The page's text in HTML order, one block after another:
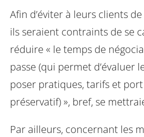
Afin d’éviter à leurs clients
ils seraient contraints de se
réduire « le temps de
passe (qui permet d’évaluer
poser pratiques, tarifs et
préservatif) », bref, se
Par ailleurs, concernant les